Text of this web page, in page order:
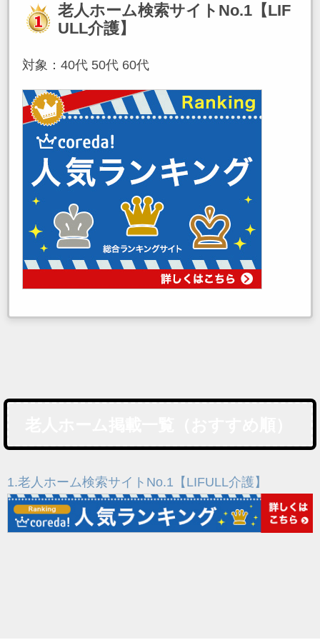
老人ホーム検索サイトNo.1【LIF
ULL介護】
対象：40代 50代 60代
1.老人ホーム検索サイトNo.1【LIFULL介護】